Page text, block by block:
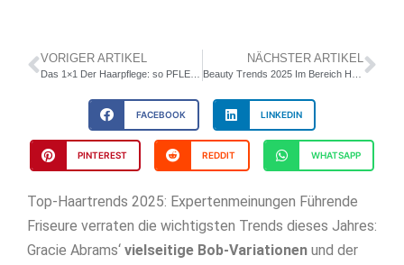
VORIGER ARTIKEL NÄCHSTER ARTIKEL
FACEBOOK LINKEDIN
PINTEREST REDDIT WHATSAPP
Top-Haartrends 2025: Expertenmeinungen Führende
Friseure verraten die wichtigsten Trends dieses Jahres:
Gracie Abrams‘ vielseitige Bob-Variationen und der